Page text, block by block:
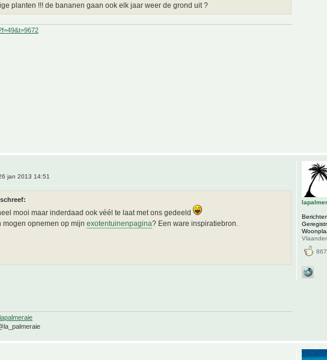
planten !!! de bananen gaan ook elk jaar weer de grond uit ?
jan 2013 14:51
mooi maar inderdaad ook véél te laat met ons gedeeld
mogen opnemen op mijn exotentuinenpagina? Een ware inspiratiebron.